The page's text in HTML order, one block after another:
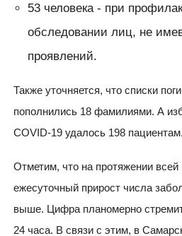
53 человека - при
обследовании лиц, не
проявлений.
Также уточняется, что списки
пополнились 18 фамилиями. А
COVID-19 удалось 198 пациентам.
Отметим, что на протяжении
ежесуточный прирост числа
выше. Цифра планомерно
24 часа. В связи с этим, в